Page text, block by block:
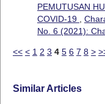
PEMUTUSAN
COVID-19
No. 6 (2021):
<< < 1 2 3 4 5 6 7 8 >
Similar Articles